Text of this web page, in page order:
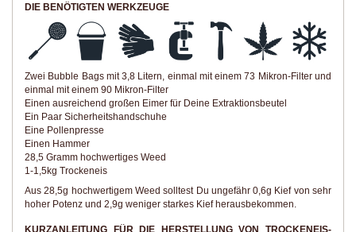
DIE BENÖTIGTEN WERKZEUGE
Zwei Bubble Bags mit 3,8 Litern, einmal mit einem 73 Mikron-Filter und
einmal mit einem 90 Mikron-Filter
Einen ausreichend großen Eimer für Deine Extraktionsbeutel
Ein Paar Sicherheitshandschuhe
Eine Pollenpresse
Einen Hammer
28,5 Gramm hochwertiges Weed
1-1,5kg Trockeneis
Aus 28,5g hochwertigem Weed solltest Du ungefähr 0,6g Kief von sehr
hoher Potenz und 2,9g weniger starkes Kief herausbekommen.